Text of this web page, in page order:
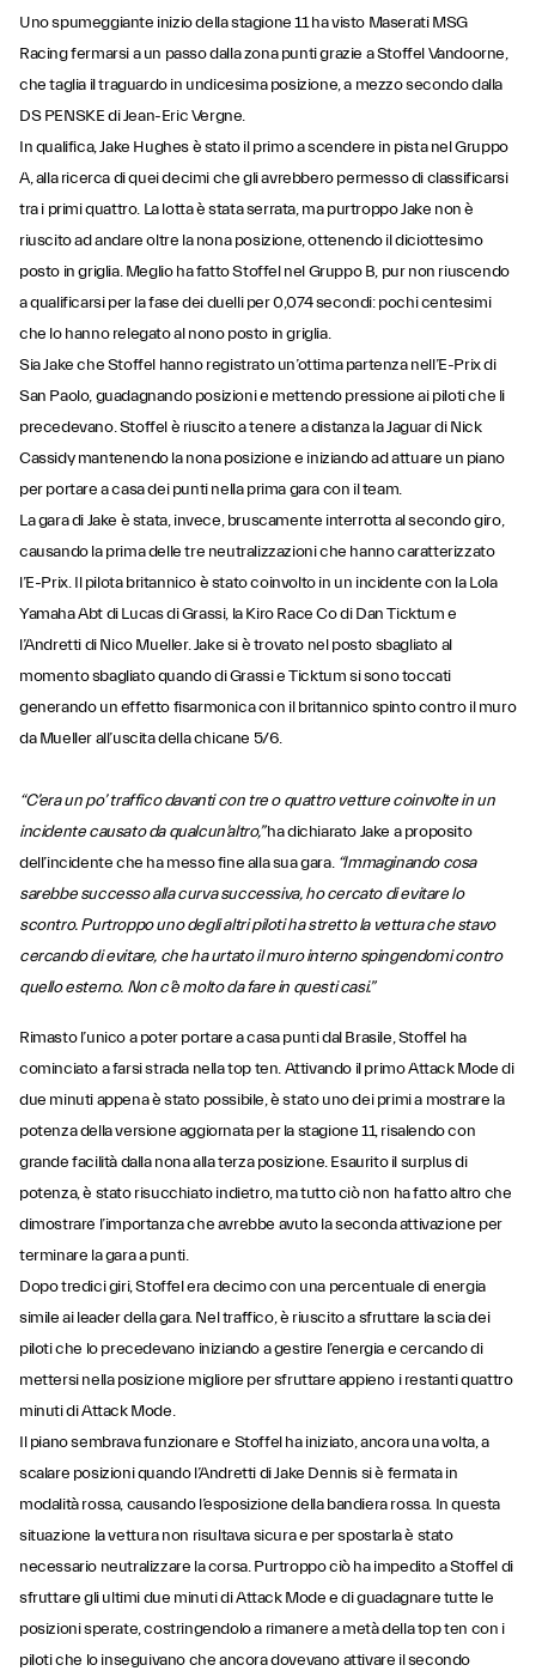
Uno spumeggiante inizio della stagione 11 ha visto Maserati MSG
Racing fermarsi a un passo dalla zona punti grazie a Stoffel Vandoorne,
che taglia il traguardo in undicesima posizione, a mezzo secondo dalla
DS PENSKE di Jean-Eric Vergne.
In qualifica, Jake Hughes è stato il primo a scendere in pista nel Gruppo
A, alla ricerca di quei decimi che gli avrebbero permesso di classificarsi
tra i primi quattro. La lotta è stata serrata, ma purtroppo Jake non è
riuscito ad andare oltre la nona posizione, ottenendo il diciottesimo
posto in griglia. Meglio ha fatto Stoffel nel Gruppo B, pur non riuscendo
a qualificarsi per la fase dei duelli per 0,074 secondi: pochi centesimi
che lo hanno relegato al nono posto in griglia.
Sia Jake che Stoffel hanno registrato un’ottima partenza nell’E-Prix di
San Paolo, guadagnando posizioni e mettendo pressione ai piloti che li
precedevano. Stoffel è riuscito a tenere a distanza la Jaguar di Nick
Cassidy mantenendo la nona posizione e iniziando ad attuare un piano
per portare a casa dei punti nella prima gara con il team.
La gara di Jake è stata, invece, bruscamente interrotta al secondo giro,
causando la prima delle tre neutralizzazioni che hanno caratterizzato
l’E-Prix. Il pilota britannico è stato coinvolto in un incidente con la Lola
Yamaha Abt di Lucas di Grassi, la Kiro Race Co di Dan Ticktum e
l’Andretti di Nico Mueller. Jake si è trovato nel posto sbagliato al
momento sbagliato quando di Grassi e Ticktum si sono toccati
generando un effetto fisarmonica con il britannico spinto contro il muro
da Mueller all’uscita della chicane 5/6.
“C’era un po’ traffico davanti con tre o quattro vetture coinvolte in un
incidente causato da qualcun’altro,”ha dichiarato Jake a proposito
dell’incidente che ha messo fine alla sua gara. “Immaginando cosa
sarebbe successo alla curva successiva, ho cercato di evitare lo
scontro. Purtroppo uno degli altri piloti ha stretto la vettura che stavo
cercando di evitare, che ha urtato il muro interno spingendomi contro
quello esterno. Non c’è molto da fare in questi casi.”
Rimasto l’unico a poter portare a casa punti dal Brasile, Stoffel ha
cominciato a farsi strada nella top ten. Attivando il primo Attack Mode di
due minuti appena è stato possibile, è stato uno dei primi a mostrare la
potenza della versione aggiornata per la stagione 11, risalendo con
grande facilità dalla nona alla terza posizione. Esaurito il surplus di
potenza, è stato risucchiato indietro, ma tutto ciò non ha fatto altro che
dimostrare l’importanza che avrebbe avuto la seconda attivazione per
terminare la gara a punti.
Dopo tredici giri, Stoffel era decimo con una percentuale di energia
simile ai leader della gara. Nel traffico, è riuscito a sfruttare la scia dei
piloti che lo precedevano iniziando a gestire l’energia e cercando di
mettersi nella posizione migliore per sfruttare appieno i restanti quattro
minuti di Attack Mode.
Il piano sembrava funzionare e Stoffel ha iniziato, ancora una volta, a
scalare posizioni quando l’Andretti di Jake Dennis si è fermata in
modalità rossa, causando l’esposizione della bandiera rossa. In questa
situazione la vettura non risultava sicura e per spostarla è stato
necessario neutralizzare la corsa. Purtroppo ciò ha impedito a Stoffel di
sfruttare gli ultimi due minuti di Attack Mode e di guadagnare tutte le
posizioni sperate, costringendolo a rimanere a metà della top ten con i
piloti che lo inseguivano che ancora dovevano attivare il secondo